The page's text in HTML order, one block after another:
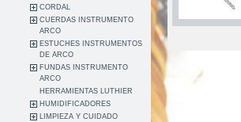
CORDAL
CUERDAS INSTRUMENTO
ARCO
ESTUCHES INSTRUMENTOS
DE ARCO
FUNDAS INSTRUMENTO
ARCO
HERRAMIENTAS LUTHIER
HUMIDIFICADORES
LIMPIEZA Y CUIDADO